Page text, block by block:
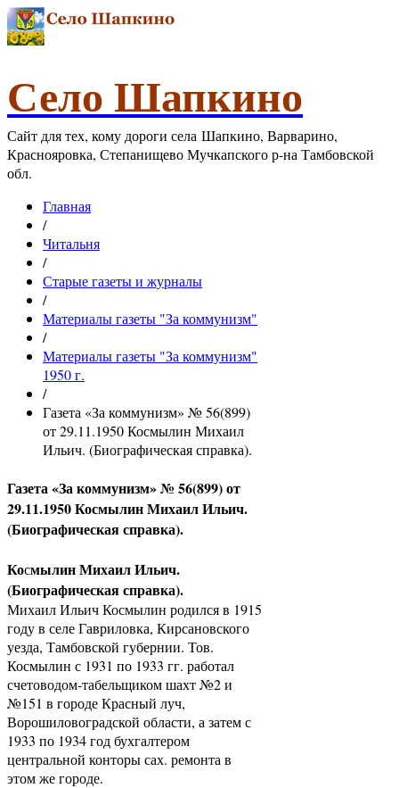
Село Шапкино
Сайт для тех, кому дороги села Шапкино, Варварино,
Краснояровка, Степанищево Мучкапского р-на Тамбовской
обл.
Главная
/
Читальня
/
Старые газеты и журналы
/
Материалы газеты "За коммунизм"
/
Материалы газеты "За коммунизм"
1950 г.
/
Газета «За коммунизм» № 56(899)
от 29.11.1950 Космылин Михаил
Ильич. (Биографическая справка).
Газета «За коммунизм» № 56(899) от
29.11.1950 Космылин Михаил Ильич.
(Биографическая справка).
Космылин Михаил Ильич.
(Биографическая справка).
Михаил Ильич Космылин родился в 1915
году в селе Гавриловка, Кирсановского
уезда, Тамбовской губернии. Тов.
Космылин с 1931 по 1933 гг. работал
счетоводом-табельщиком шахт №2 и
№151 в городе Красный луч,
Ворошиловоградской области, а затем с
1933 по 1934 год бухгалтером
центральной конторы сах. ремонта в
этом же городе.